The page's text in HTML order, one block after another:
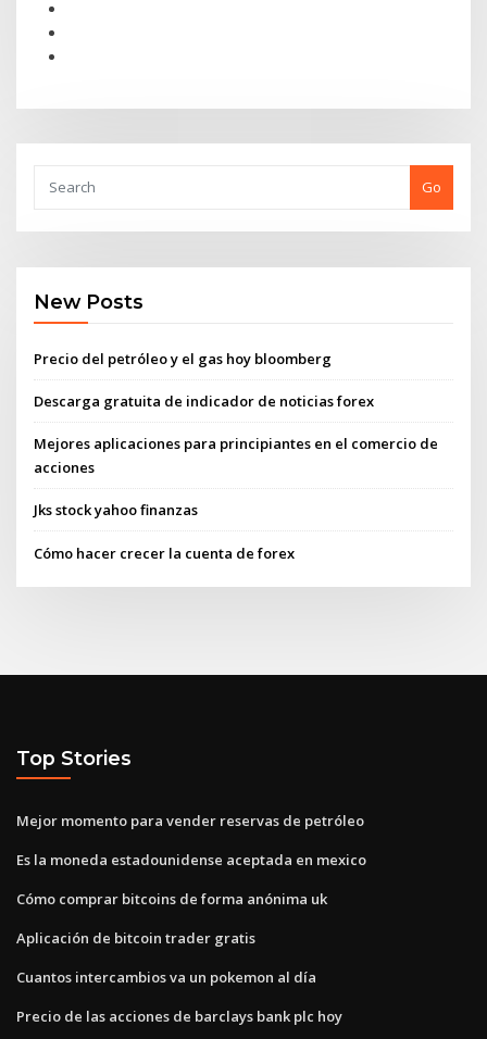
Go
New Posts
Precio del petróleo y el gas hoy bloomberg
Descarga gratuita de indicador de noticias forex
Mejores aplicaciones para principiantes en el comercio de
acciones
Jks stock yahoo finanzas
Cómo hacer crecer la cuenta de forex
Top Stories
Mejor momento para vender reservas de petróleo
Es la moneda estadounidense aceptada en mexico
Cómo comprar bitcoins de forma anónima uk
Aplicación de bitcoin trader gratis
Cuantos intercambios va un pokemon al día
Precio de las acciones de barclays bank plc hoy